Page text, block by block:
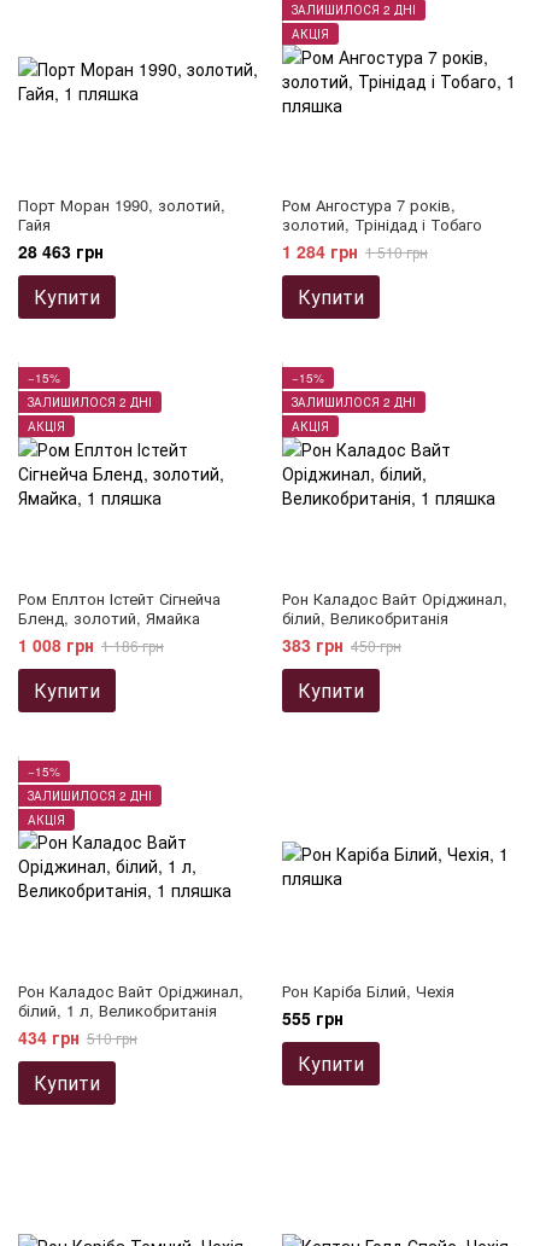
Порт Моран 1990, золотий,
Гайя
28 463 грн
Купити
ЗАЛИШИЛОСЯ 2 ДНІ
АКЦІЯ
Ром Ангостура 7 років,
золотий, Трінідад і Тобаго
1 284 грн 1 510 грн
Купити
−15%
ЗАЛИШИЛОСЯ 2 ДНІ
АКЦІЯ
Ром Еплтон Істейт Сігнейча
Бленд, золотий, Ямайка
1 008 грн 1 186 грн
Купити
−15%
ЗАЛИШИЛОСЯ 2 ДНІ
АКЦІЯ
Рон Каладос Вайт Оріджинал,
білий, Великобританія
383 грн 450 грн
Купити
−15%
ЗАЛИШИЛОСЯ 2 ДНІ
АКЦІЯ
Рон Каладос Вайт Оріджинал,
білий, 1 л, Великобританія
434 грн 510 грн
Купити
Рон Каріба Білий, Чехія
555 грн
Купити